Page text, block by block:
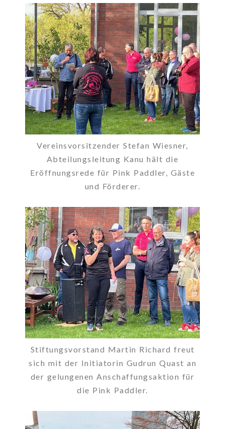
Vereinsvorsitzender Stefan Wiesner,
Abteilungsleitung Kanu hält die
Eröffnungsrede für Pink Paddler, Gäste
und Förderer.
Stiftungsvorstand Martin Richard freut
sich mit der Initiatorin Gudrun Quast an
der gelungenen Anschaffungsaktion für
die Pink Paddler.